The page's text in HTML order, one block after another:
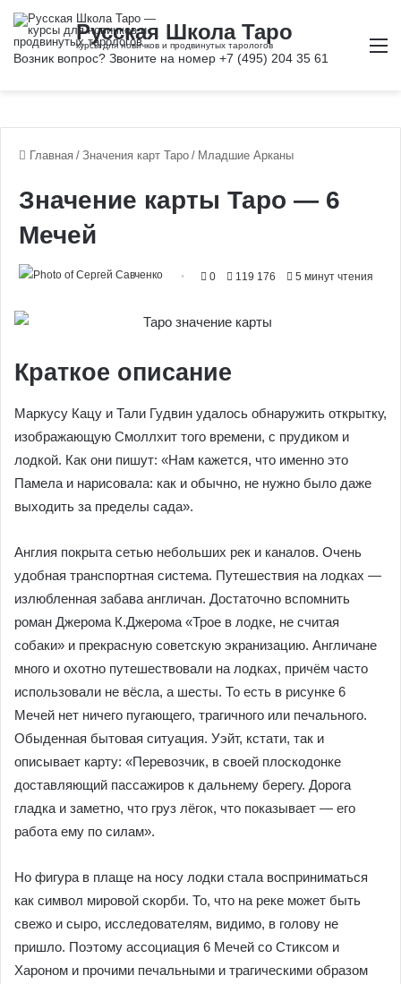
Главная / Значения карт Таро / Младшие Арканы
Значение карты Таро — 6
Мечей
0 119 176 5 минут чтения
Краткое описание
Маркусу Кацу и Тали Гудвин удалось обнаружить открытку,
изображающую Смоллхит того времени, с прудиком и
лодкой. Как они пишут: «Нам кажется, что именно это
Памела и нарисовала: как и обычно, не нужно было даже
выходить за пределы сада».
Англия покрыта сетью небольших рек и каналов. Очень
удобная транспортная система. Путешествия на лодках —
излюбленная забава англичан. Достаточно вспомнить
роман Джерома К.Джерома «Трое в лодке, не считая
собаки» и прекрасную советскую экранизацию. Англичане
много и охотно путешествовали на лодках, причём часто
использовали не вёсла, а шесты. То есть в рисунке 6
Мечей нет ничего пугающего, трагичного или печального.
Обыденная бытовая ситуация. Уэйт, кстати, так и
описывает карту: «Перевозчик, в своей плоскодонке
доставляющий пассажиров к дальнему берегу. Дорога
гладка и заметно, что груз лёгок, что показывает — его
работа ему по силам».
Но фигура в плаще на носу лодки стала восприниматься
как символ мировой скорби. То, что на реке может быть
свежо и сыро, исследователям, видимо, в голову не
пришло. Поэтому ассоциация 6 Мечей со Стиксом и
Хароном и прочими печальными и трагическими образом